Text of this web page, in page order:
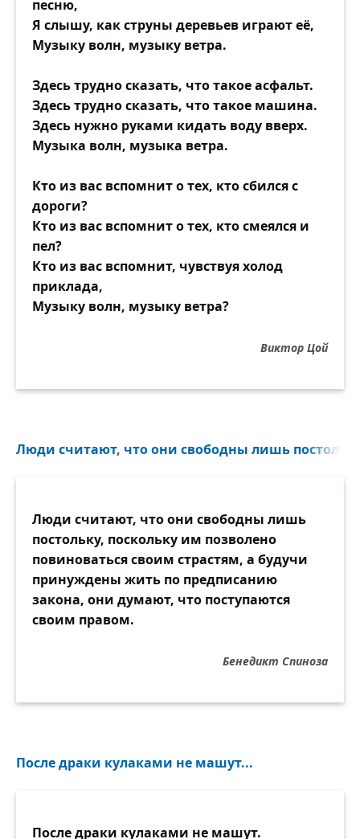
песню,
Я слышу, как струны деревьев играют её,
Музыку волн, музыку ветра.
Здесь трудно сказать, что такое асфальт.
Здесь трудно сказать, что такое машина.
Здесь нужно руками кидать воду вверх.
Музыка волн, музыка ветра.
Кто из вас вспомнит о тех, кто сбился с
дороги?
Кто из вас вспомнит о тех, кто смеялся и
пел?
Кто из вас вспомнит, чувствуя холод
приклада,
Музыку волн, музыку ветра?
Виктор Цой
Люди считают, что они свободны лишь
Люди считают, что они свободны лишь
постольку, поскольку им позволено
повиноваться своим страстям, а будучи
принуждены жить по предписанию
закона, они думают, что поступаются
своим правом.
Бенедикт Спиноза
После драки кулаками не машут...
После драки кулаками не машут.